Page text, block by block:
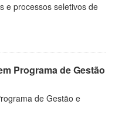
e processos seletivos de
Programa de Gestão
de Gestão e